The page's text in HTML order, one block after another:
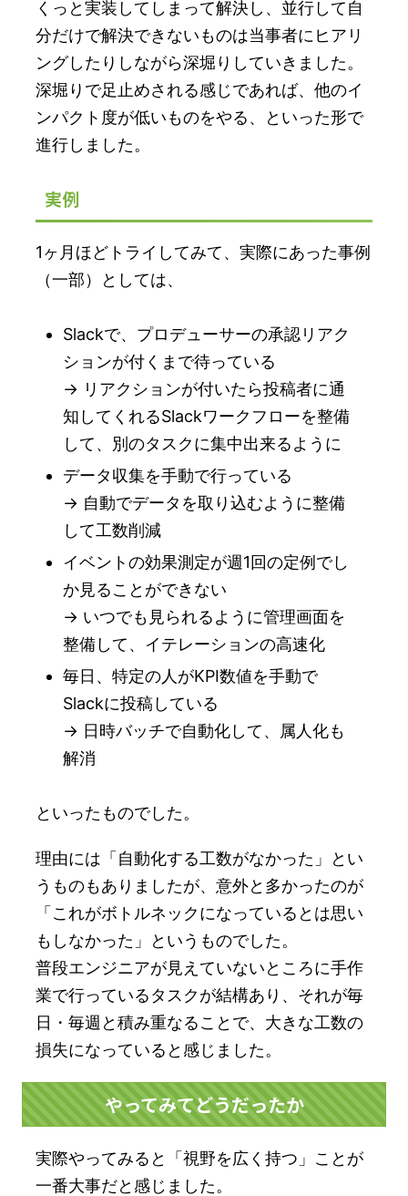
くっと実装してしまって解決し、並行して自
分だけで解決できないものは当事者にヒアリ
ングしたりしながら深堀りしていきました。
深堀りで足止めされる感じであれば、他のイ
ンパクト度が低いものをやる、といった形で
進行しました。
実例
1ヶ月ほどトライしてみて、実際にあった事例
（一部）としては、
Slackで、プロデューサーの承認リアク
ションが付くまで待っている
→ リアクションが付いたら投稿者に通
知してくれるSlackワークフローを整備
して、別のタスクに集中出来るように
データ収集を手動で行っている
→ 自動でデータを取り込むように整備
して工数削減
イベントの効果測定が週1回の定例でし
か見ることができない
→ いつでも見られるように管理画面を
整備して、イテレーションの高速化
毎日、特定の人がKPI数値を手動で
Slackに投稿している
→ 日時バッチで自動化して、属人化も
解消
といったものでした。
理由には「自動化する工数がなかった」とい
うものもありましたが、意外と多かったのが
「これがボトルネックになっているとは思い
もしなかった」というものでした。
普段エンジニアが見えていないところに手作
業で行っているタスクが結構あり、それが毎
日・毎週と積み重なることで、大きな工数の
損失になっていると感じました。
やってみてどうだったか
実際やってみると「視野を広く持つ」ことが
一番大事だと感じました。